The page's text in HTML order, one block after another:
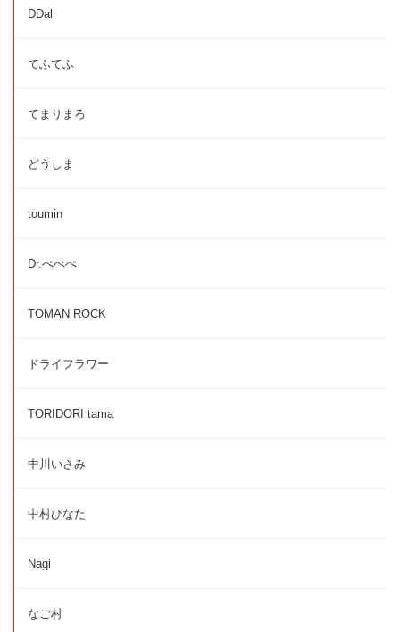
DDal
てふてふ
てまりまろ
どうしま
toumin
Dr.ぺぺぺ
TOMAN ROCK
ドライフラワー
TORIDORI tama
中川いさみ
中村ひなた
Nagi
なご村